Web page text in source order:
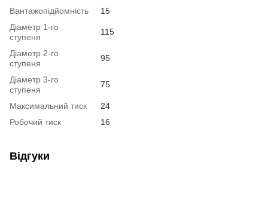
Вантажопідйомність
15
Діаметр 1-го
ступеня
115
Діаметр 2-го
ступеня
95
Діаметр 3-го
ступеня
75
Максимальний тиск
24
Робочий тиск
16
Відгуки